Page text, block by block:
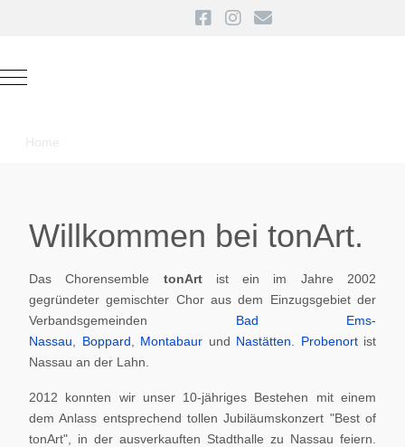
Mobile Menu Toggle
Home
Willkommen bei tonArt.
Das Chorensemble tonArt ist ein im Jahre 2002
gegründeter gemischter Chor aus dem Einzugsgebiet der
Verbandsgemeinden Bad Ems-
Nassau
Boppard Montabaur und Nastätten Probenortist
Nassau an der Lahn.
2012 konnten wir unser 10-jähriges Bestehen mit einem
dem Anlass entsprechend tollen Jubiläumskonzert "Best of
tonArt", in der ausverkauften Stadthalle zu Nassau feiern.